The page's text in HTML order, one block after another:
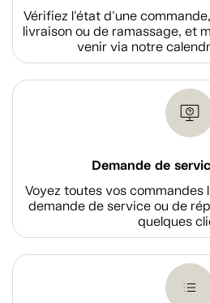
Vérifiez l'état d'une
livraison ou de ramassage, et
venir via notre
Demande de
Voyez toutes vos commandes
demande de service ou de
quelques